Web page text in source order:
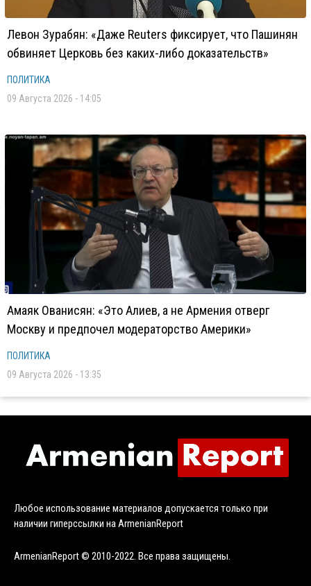
Левон Зурабян: «Даже Reuters фиксирует, что Пашинян
обвиняет Церковь без каких-либо доказательств»
ПОЛИТИКА
09 Августа 2026 - 14:05
Амаяк Ованисян: «Это Алиев, а не Армения отверг
Москву и предпочел модераторство Америки»
ПОЛИТИКА
09 Августа 2026 - 13:35
Любое использование материалов допускается только при
наличии гиперссылки на ArmenianReport
ArmenianReport © 2010-2022. Все права защищены.